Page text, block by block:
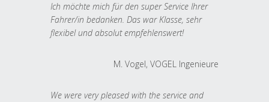
Ich möchte mich für den super Service Ihrer
Fahrer/in bedanken. Das war Klasse, sehr
flexibel und absolut empfehlenswert!
M. Vogel, VOGEL Ingenieure
We were very pleased with the service and